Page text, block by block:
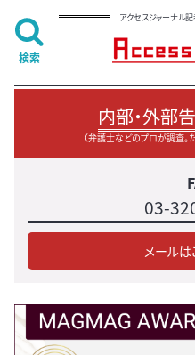
アクセスジャーナル
内部・外部
（弁護士などのプロが調査。
03-
メールは
検索